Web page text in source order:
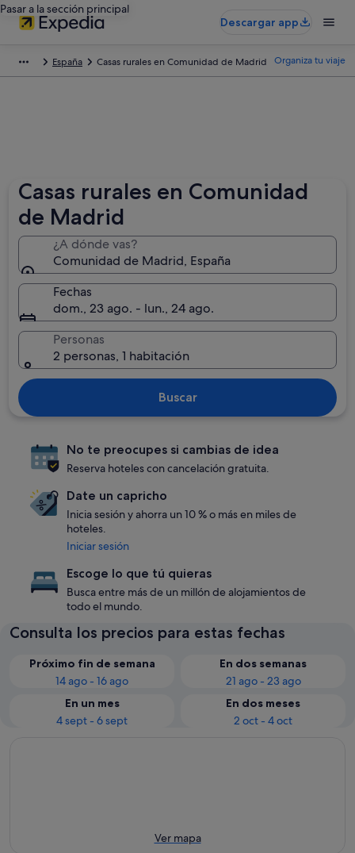
Pasar a la sección principal
Descargar app
España Casas rurales en Comunidad de Madrid Organiza tu viaje
Casas rurales en Comunidad
de Madrid
¿A dónde vas?
Comunidad de Madrid, España
Fechas
dom., 23 ago. - lun., 24 ago.
Personas
2 personas, 1 habitación
Buscar
No te preocupes si cambias de idea
Reserva hoteles con cancelación gratuita.
Date un capricho
Inicia sesión y ahorra un 10 % o más en miles de
hoteles.
Iniciar sesión
Escoge lo que tú quieras
Busca entre más de un millón de alojamientos de
todo el mundo.
Consulta los precios para estas fechas
Próximo fin de semana
14 ago - 16 ago
En dos semanas
21 ago - 23 ago
En un mes
4 sept - 6 sept
En dos meses
2 oct - 4 oct
Ver mapa